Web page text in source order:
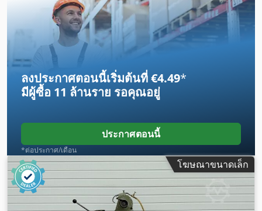
ลงประกาศตอนนี้เริ่มต้นที่ €4.49*
มีผู้ซื้อ 11 ล้านราย รอคุณอยู่
ประกาศตอนนี้
*ต่อประกาศ/เดือน
โฆษณาขนาดเล็ก